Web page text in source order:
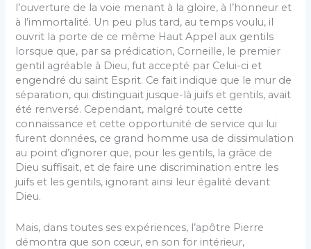
l’ouverture de la voie menant à la gloire, à l’honneur et
à l’immortalité. Un peu plus tard, au temps voulu, il
ouvrit la porte de ce même Haut Appel aux gentils
lorsque que, par sa prédication, Corneille, le premier
gentil agréable à Dieu, fut accepté par Celui-ci et
engendré du saint Esprit. Ce fait indique que le mur de
séparation, qui distinguait jusque-là juifs et gentils, avait
été renversé. Cependant, malgré toute cette
connaissance et cette opportunité de service qui lui
furent données, ce grand homme usa de dissimulation
au point d’ignorer que, pour les gentils, la grâce de
Dieu suffisait, et de faire une discrimination entre les
juifs et les gentils, ignorant ainsi leur égalité devant
Dieu.
Mais, dans toutes ses expériences, l’apôtre Pierre
démontra que son cœur, en son for intérieur,